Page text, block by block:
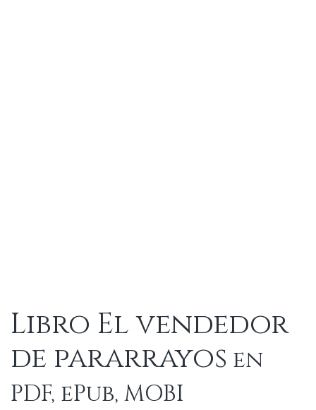
Libro El vendedor
de pararrayos en
PDF, ePub, MOBI